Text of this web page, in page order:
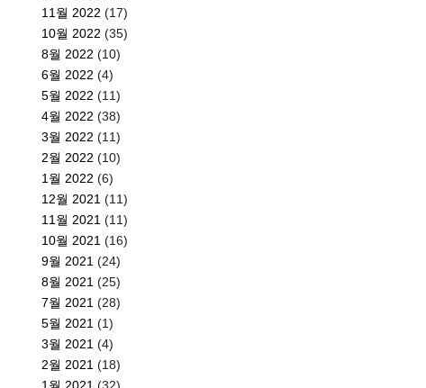
11월 2022 (17)
10월 2022 (35)
8월 2022 (10)
6월 2022 (4)
5월 2022 (11)
4월 2022 (38)
3월 2022 (11)
2월 2022 (10)
1월 2022 (6)
12월 2021 (11)
11월 2021 (11)
10월 2021 (16)
9월 2021 (24)
8월 2021 (25)
7월 2021 (28)
5월 2021 (1)
3월 2021 (4)
2월 2021 (18)
1월 2021 (32)